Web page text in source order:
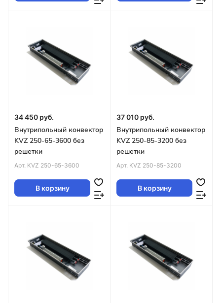
34 450 руб.
Внутрипольный конвектор
KVZ 250-65-3600 без
решетки
Арт. KVZ 250-65-3600
В корзину
37 010 руб.
Внутрипольный конвектор
KVZ 250-85-3200 без
решетки
Арт. KVZ 250-85-3200
В корзину